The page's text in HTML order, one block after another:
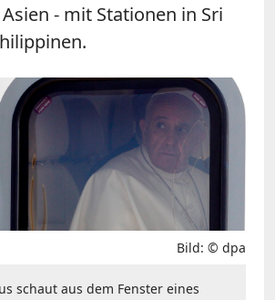
- mit Stationen in Sri
Bild: © dpa
schaut aus dem Fenster eines